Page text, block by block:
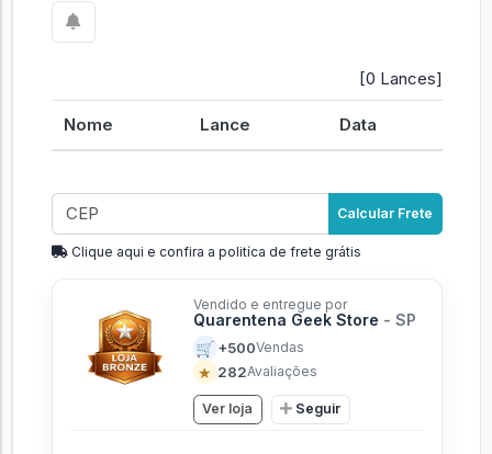
[0 Lances]
Nome Lance Data
Calcular Frete
Clique aqui e confira a politíca de frete grátis
Vendido e entregue por
Quarentena Geek Store - SP
🛒 +500Vendas
★ 282Avaliações
Ver loja Seguir